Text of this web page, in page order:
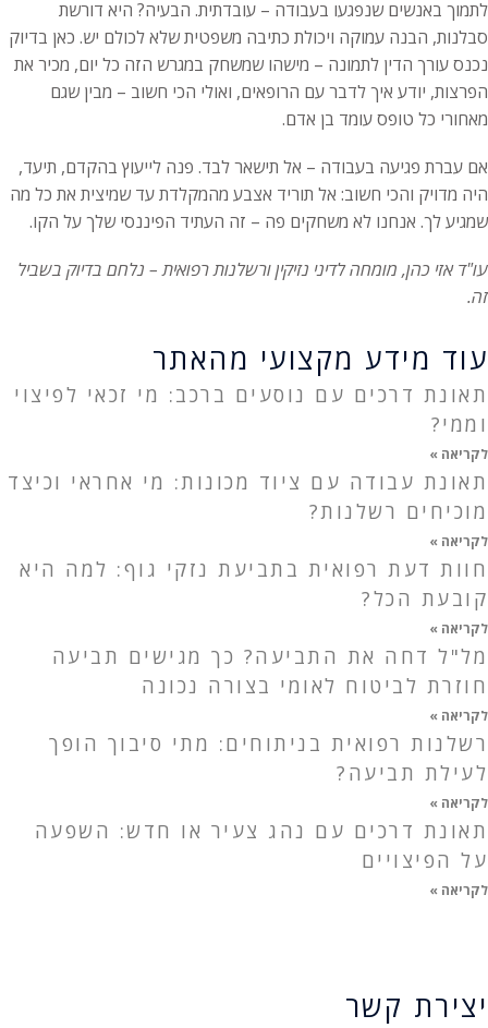
לתמוך באנשים שנפגעו בעבודה – עובדתית. הבעיה? היא דורשת
סבלנות, הבנה עמוקה ויכולת כתיבה משפטית שלא לכולם יש. כאן בדיוק
נכנס עורך הדין לתמונה – מישהו שמשחק במגרש הזה כל יום, מכיר את
הפרצות, יודע איך לדבר עם הרופאים, ואולי הכי חשוב – מבין שגם
מאחורי כל טופס עומד בן אדם.
אם עברת פגיעה בעבודה – אל תישאר לבד. פנה לייעוץ בהקדם, תיעד,
היה מדויק והכי חשוב: אל תוריד אצבע מהמקלדת עד שמיצית את כל מה
שמגיע לך. אנחנו לא משחקים פה – זה העתיד הפיננסי שלך על הקו.
עו"ד אזי כהן, מומחה לדיני נזיקין ורשלנות רפואית – נלחם בדיוק בשביל
זה.
עוד מידע מקצועי מהאתר
תאונת דרכים עם נוסעים ברכב: מי זכאי לפיצוי
וממי?
לקריאה »
תאונת עבודה עם ציוד מכונות: מי אחראי וכיצד
מוכיחים רשלנות?
לקריאה »
חוות דעת רפואית בתביעת נזקי גוף: למה היא
קובעת הכל?
לקריאה »
מל"ל דחה את התביעה? כך מגישים תביעה
חוזרת לביטוח לאומי בצורה נכונה
לקריאה »
רשלנות רפואית בניתוחים: מתי סיבוך הופך
לעילת תביעה?
לקריאה »
תאונת דרכים עם נהג צעיר או חדש: השפעה
על הפיצויים
לקריאה »
יצירת קשר